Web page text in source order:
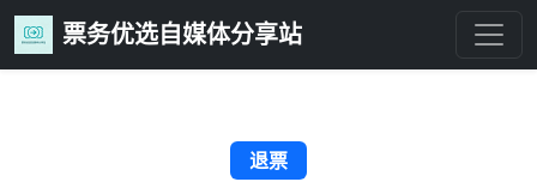
票务优选自媒体分享站
退票